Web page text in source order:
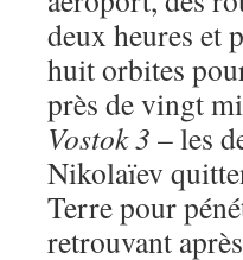
deux heures et
huit orbites
près de vingt
Vostok 3 – les
Nikolaïev
Terre pour
retrouvant